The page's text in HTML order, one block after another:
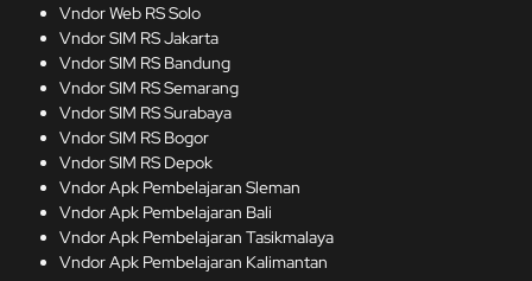
Vndor Web RS Solo
Vndor SIM RS Jakarta
Vndor SIM RS Bandung
Vndor SIM RS Semarang
Vndor SIM RS Surabaya
Vndor SIM RS Bogor
Vndor SIM RS Depok
Vndor Apk Pembelajaran Sleman
Vndor Apk Pembelajaran Bali
Vndor Apk Pembelajaran Tasikmalaya
Vndor Apk Pembelajaran Kalimantan